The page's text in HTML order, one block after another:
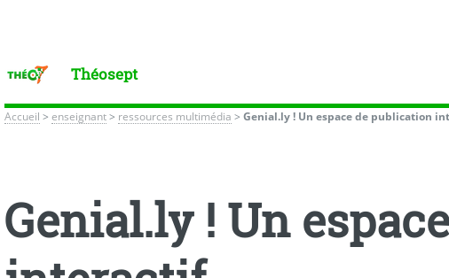
Théosept
Accueil >enseignant> ressources multimédia >Genial.ly ! Un espace de publication
Genial.ly ! Un